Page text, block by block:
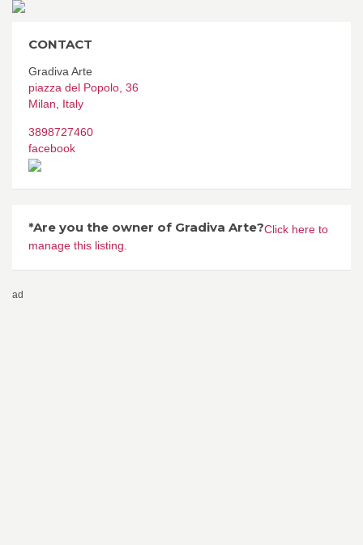
CONTACT
Gradiva Arte
piazza del Popolo, 36
Milan
Italy
3898727460
facebook
*Are you the owner of Gradiva Arte?Click here to
manage this listing.
ad